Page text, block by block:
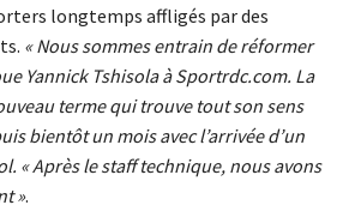
longtemps affligés par des
« Nous sommes entrain de réformer
Yannick Tshisola à Sportrdc.com. La
terme qui trouve tout son sens
bientôt un mois avec l’arrivée d’un
« Après le staff technique, nous avons
».